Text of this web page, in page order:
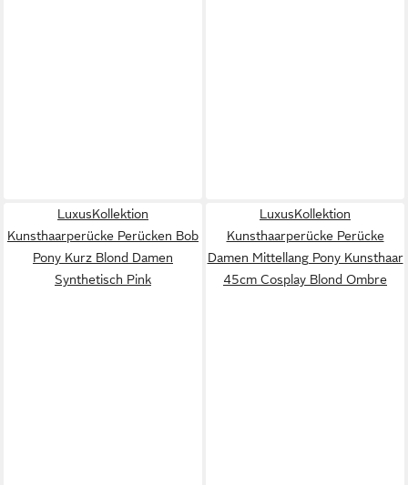
LuxusKollektion
Kunsthaarperücke Perücken Bob
Pony Kurz Blond Damen
Synthetisch Pink
LuxusKollektion
Kunsthaarperücke Perücke
Damen Mittellang Pony Kunsthaar
45cm Cosplay Blond Ombre